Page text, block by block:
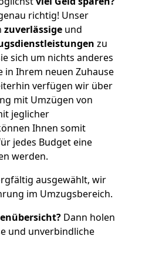
richtig! Unser
zuverlässige und
zu
sich um nichts anderes
in Ihrem neuen Zuhause
verfügen wir über
mit Umzügen von
jeglicher
Ihnen somit
jedes Budget eine
werden.
ausgewählt, wir
im Umzugsbereich.
Dann holen
und unverbindliche